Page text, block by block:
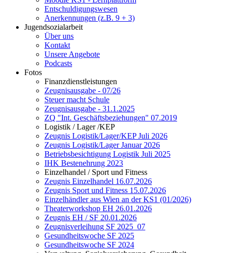
Entschuldigungswesen
Anerkennungen (z.B. 9 + 3)
Jugendsozialarbeit
Über uns
Kontakt
Unsere Angebote
Podcasts
Fotos
Finanzdienstleistungen
Zeugnisausgabe - 07/26
Steuer macht Schule
Zeugnisausgabe - 31.1.2025
ZQ "Int. Geschäftsbeziehungen" 07.2019
Logistik / Lager /KEP
Zeugnis Logistik/Lager/KEP Juli 2026
Zeugnis Logistik/Lager Januar 2026
Betriebsbesichtigung Logistik Juli 2025
IHK Bestenehrung 2023
Einzelhandel / Sport und Fitness
Zeugnis Einzelhandel 16.07.2026
Zeugnis Sport und Fitness 15.07.2026
Einzelhändler aus Wien an der KS1 (01/2026)
Theaterworkshop EH 26.01.2026
Zeugnis EH / SF 20.01.2026
Zeugnisverleihung SF 2025_07
Gesundheitswoche SF 2025
Gesundheitswoche SF 2024